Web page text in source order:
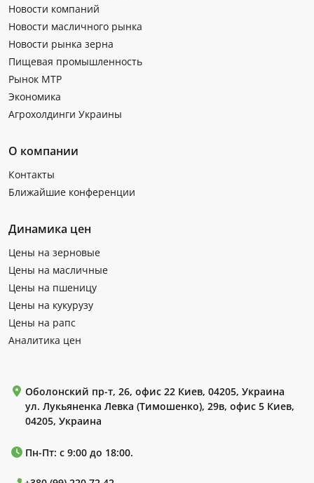
Новости компаний
Новости масличного рынка
Новости рынка зерна
Пищевая промышленность
Рынок МТР
Экономика
Агрохолдинги Украины
О компании
Контакты
Ближайшие конференции
Динамика цен
Цены на зерновые
Цены на масличные
Цены на пшеницу
Цены на кукурузу
Цены на рапс
Аналитика цен
Оболонский пр-т, 26, офис 22 Киев, 04205, Украина
ул. Лукьяненка Левка (Тимошенко), 29в, офис 5 Киев,
04205, Украина
Пн-Пт: с 9:00 до 18:00.